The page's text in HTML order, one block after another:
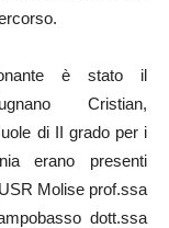
è stato il
Cristian,
di II grado per i
erano presenti
Molise prof.ssa
dott.ssa